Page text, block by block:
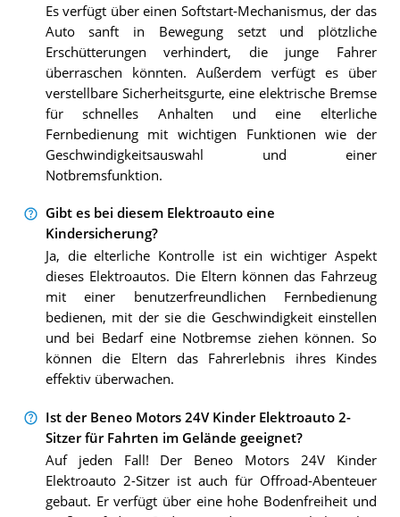
Es verfügt über einen Softstart-Mechanismus, der das
Auto sanft in Bewegung setzt und plötzliche
Erschütterungen verhindert, die junge Fahrer
überraschen könnten. Außerdem verfügt es über
verstellbare Sicherheitsgurte, eine elektrische Bremse
für schnelles Anhalten und eine elterliche
Fernbedienung mit wichtigen Funktionen wie der
Geschwindigkeitsauswahl und einer
Notbremsfunktion.
Gibt es bei diesem Elektroauto eine
Kindersicherung?
Ja, die elterliche Kontrolle ist ein wichtiger Aspekt
dieses Elektroautos. Die Eltern können das Fahrzeug
mit einer benutzerfreundlichen Fernbedienung
bedienen, mit der sie die Geschwindigkeit einstellen
und bei Bedarf eine Notbremse ziehen können. So
können die Eltern das Fahrerlebnis ihres Kindes
effektiv überwachen.
Ist der Beneo Motors 24V Kinder Elektroauto 2-
Sitzer für Fahrten im Gelände geeignet?
Auf jeden Fall! Der Beneo Motors 24V Kinder
Elektroauto 2-Sitzer ist auch für Offroad-Abenteuer
gebaut. Er verfügt über eine hohe Bodenfreiheit und